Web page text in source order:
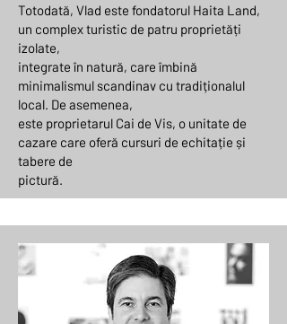
Totodată, Vlad este fondatorul Haita Land,
un complex turistic de patru proprietăți
izolate,
integrate în natură, care îmbină
minimalismul scandinav cu tradiționalul
local. De asemenea,
este proprietarul Cai de Vis, o unitate de
cazare care oferă cursuri de echitație și
tabere de
pictură.